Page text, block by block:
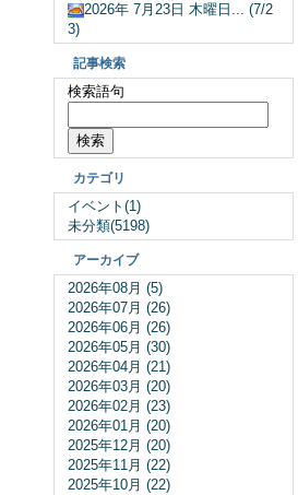
2026年 7月23日 木曜日... (7/2
3)
記事検索
検索語句
カテゴリ
イベント(1)
未分類(5198)
アーカイブ
2026年08月 (5)
2026年07月 (26)
2026年06月 (26)
2026年05月 (30)
2026年04月 (21)
2026年03月 (20)
2026年02月 (23)
2026年01月 (20)
2025年12月 (20)
2025年11月 (22)
2025年10月 (22)